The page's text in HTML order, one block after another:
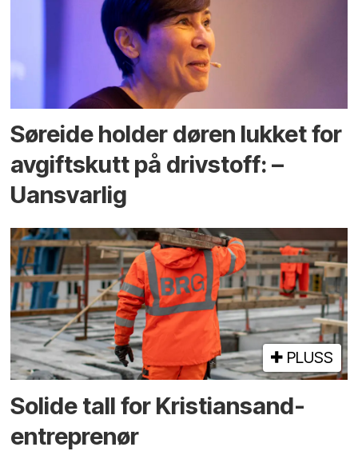
Søreide holder døren lukket for
avgiftskutt på drivstoff: –
Uansvarlig
PLUSS
Solide tall for Kristiansand-
entreprenør